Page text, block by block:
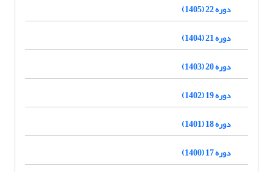
دوره 22 (1405)
دوره 21 (1404)
دوره 20 (1403)
دوره 19 (1402)
دوره 18 (1401)
دوره 17 (1400)